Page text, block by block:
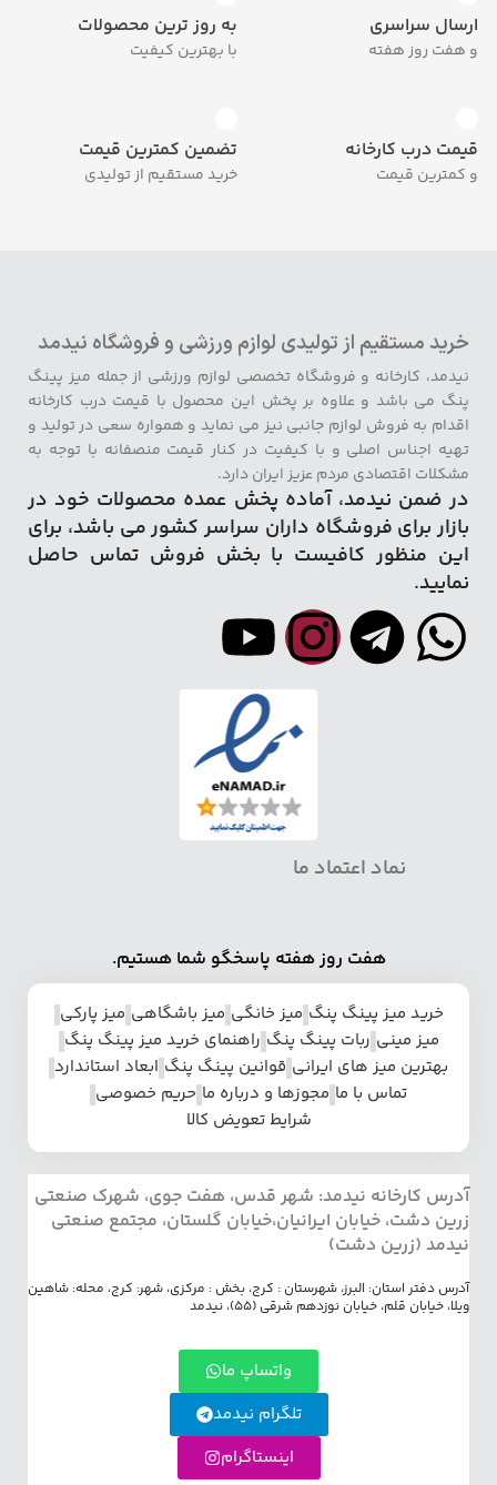
ارسال سراسری
و هفت روز هفته
به روز ترین محصولات
با بهترین کیفیت
قیمت درب کارخانه
و کمترین قیمت
تضمین کمترین قیمت
خرید مستقیم از تولیدی
خرید مستقیم از تولیدی لوازم ورزشی و فروشگاه نیدمد
نیدمد، کارخانه و فروشگاه تخصصی لوازم ورزشی از جمله میز پینگ
پنگ می باشد و علاوه بر پخش این محصول با قیمت درب کارخانه
اقدام به فروش لوازم جانبی نیز می نماید و همواره سعی در تولید و
تهیه اجناس اصلی و با کیفیت در کنار قیمت منصفانه با توجه به
مشکلات اقتصادی مردم عزیز ایران دارد.
در ضمن نیدمد، آماده پخش عمده محصولات خود در
بازار برای فروشگاه داران سراسر کشور می باشد، برای
این منظور کافیست با بخش فروش تماس حاصل
نمایید.
نماد اعتماد ما
هفت روز هفته پاسخگو شما هستیم.
خرید میز پینگ پنگ میز خانگی میز باشگاهی میز پارکی
میز مینی ربات پینگ پنگ راهنمای خرید میز پینگ پنگ
بهترین میز های ایرانی قوانین پینگ پنگ ابعاد استاندارد
تماس با ما مجوزها و درباره ما حریم خصوصی
شرایط تعویض کالا
آدرس کارخانه نیدمد: شهر قدس، هفت جوی، شهرک صنعتی
زرین دشت، خیابان ایرانیان،خیابان گلستان، مجتمع صنعتی
نیدمد (زرین دشت)
آدرس دفتر استان: البرز، شهرستان : کرج، بخش : مرکزی، شهر: کرج، محله: شاهین
ویلا، خیابان قلم، خیابان نوزدهم شرقی (55)، نیدمد
واتساپ ما
تلگرام نیدمد
اینستاگرام